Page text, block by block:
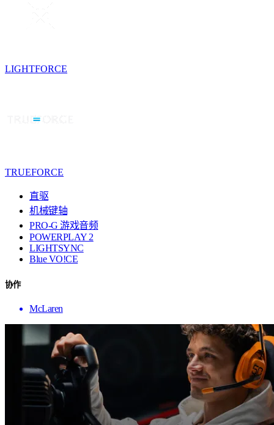
LIGHTFORCE
TRUEFORCE
直驱
机械键轴
PRO-G 游戏音频
POWERPLAY 2
LIGHTSYNC
Blue VO!CE
协作
McLaren